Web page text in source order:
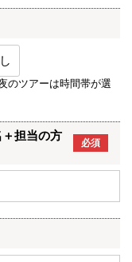
のツアーは時間帯が選
担当の方
必須